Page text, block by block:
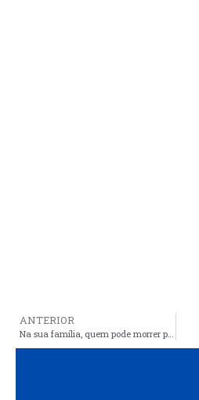
ANTERIOR
Na sua família, quem pode morrer para a economia não parar?